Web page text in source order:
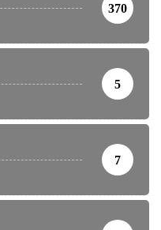
370
5
7